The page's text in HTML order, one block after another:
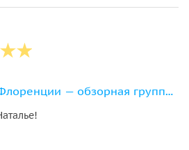
Ориентируемся во Флоренции — обзорная групповая экскурсия